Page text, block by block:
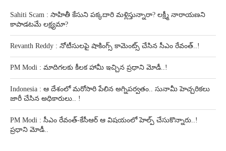
Sahiti Scam : సాహితీ కేసుని పక్కదారి మళ్లిస్తున్నారా? లక్ష్మీ నారాయణని
కాపాడటమే లక్ష్యమా?
Revanth Reddy : నోటీసులపై షాకింగ్స్ కామెంట్స్ చేసిన సీఎం రేవంత్..!
PM Modi : మాదిగలకు కీలక హామీ ఇచ్చిన ప్రధాని మోడీ..!
Indonesia : ఆ దేశంలో మరోసారి పేలిన అగ్నిపర్వతం.. సునామీ హెచ్చరికలు
జారీ చేసిన అధికారులు.. !
PM Modi : సీఎం రేవంత్-కేసీఆర్ ఆ విషయంలో హెల్ప్ చేసుకొన్నారు..!
ప్రధాని మోడీ..